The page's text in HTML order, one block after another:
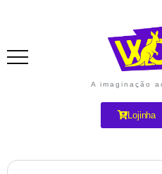
A imaginação
Lojinha